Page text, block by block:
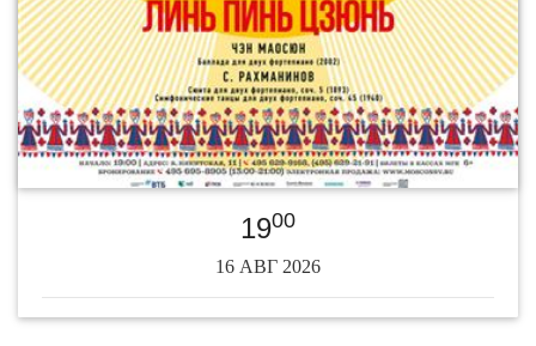
1900
16 АВГ 2026